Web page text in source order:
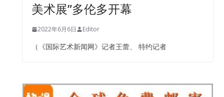
美术展”多伦多开幕
2022年6月6日 Editor
（《国际艺术新闻网》记者王蕾、 特约记者